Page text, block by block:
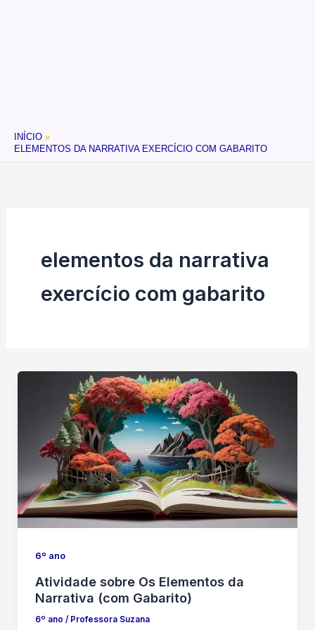
INÍCIO
ELEMENTOS DA NARRATIVA EXERCÍCIO COM GABARITO
elementos da narrativa
exercício com gabarito
6º ano
Atividade sobre Os Elementos da
Narrativa (com Gabarito)
6º ano / Professora Suzana